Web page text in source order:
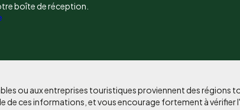
boîte de réception.
ou aux entreprises touristiques proviennent des régions
de ces informations, et vous encourage fortement à